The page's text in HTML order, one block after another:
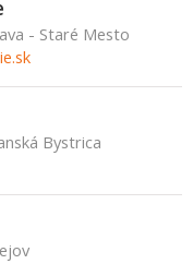
- Staré Mesto
Bystrica